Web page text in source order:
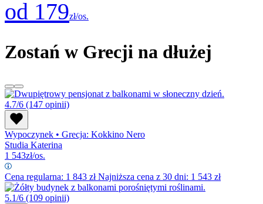
od 179zł/os.
Zostań w Grecji na dłużej
4.7/6 (147 opinii)
Wypoczynek • Grecja: Kokkino Nero
Studia Katerina
1 543zł/os.
Cena regularna: 1 843 złNajniższa cena z 30 dni: 1 543 zł
5.1/6 (109 opinii)